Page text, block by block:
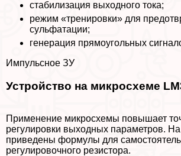
стабилизация выходного тока;
режим «тренировки» для
сульфатации;
генерация прямоугольных
Импульсное ЗУ
Устройство на микросхеме
Применение микросхемы повышает
регулировки выходных параметров. На
приведены формулы для
регулировочного резистора.